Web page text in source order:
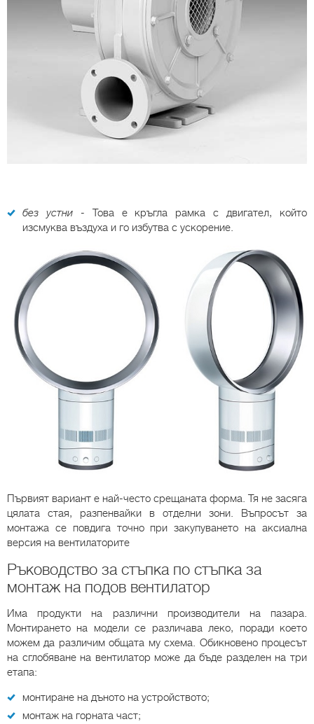
без устни- Това е кръгла рамка с двигател, който
изсмуква въздуха и го избутва с ускорение.
Първият вариант е най-често срещаната форма. Тя не засяга
цялата стая, разпенвайки в отделни зони. Въпросът за
монтажа се повдига точно при закупуването на аксиална
версия на вентилаторите
Ръководство за стъпка по стъпка за
монтаж на подов вентилатор
Има продукти на различни производители на пазара.
Монтирането на модели се различава леко, поради което
можем да различим общата му схема. Обикновено процесът
на сглобяване на вентилатор може да бъде разделен на три
етапа:
монтиране на дъното на устройството;
монтаж на горната част;